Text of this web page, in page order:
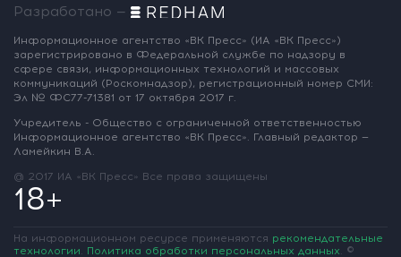
Разработано —
Информационное агентство «ВК Пресс» (ИА «ВК Пресс»)
зарегистрировано в Федеральной службе по надзору в
сфере связи, информационных технологий и массовых
коммуникаций (Роскомнадзор), регистрационный номер СМИ:
Эл № ФС77-71381 от 17 октября 2017 г.
Учредитель - Общество с ограниченной ответственностью
Информационное агентство «ВК Пресс». Главный редактор —
Ламейкин В.А.
@ 2017 ИА «ВК Пресс» Все права защищены
18+
На информационном ресурсе применяются рекомендательные
технологии. Политика обработки персональных данных. ©